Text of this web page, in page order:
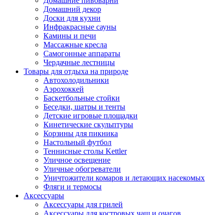
Домашний декор
Доски для кухни
Инфракрасные сауны
Камины и печи
Массажные кресла
Самогонные аппараты
Чердачные лестницы
Товары для отдыха на природе
Автохолодильники
Аэрохоккей
Баскетбольные стойки
Беседки, шатры и тенты
Детские игровые площадки
Кинетические скульптуры
Корзины для пикника
Настольный футбол
Теннисные столы Kettler
Уличное освещение
Уличные обогреватели
Уничтожители комаров и летающих насекомых
Фляги и термосы
Аксессуары
Аксессуары для грилей
Аксессуары для костровых чаш и очагов